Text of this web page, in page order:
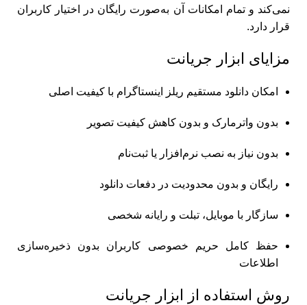
نمی‌کند و تمام امکانات آن به‌صورت رایگان در اختیار کاربران
قرار دارد.
مزایای ابزار جریانت
امکان دانلود مستقیم ریلز اینستاگرام با کیفیت اصلی
بدون واترمارک و بدون کاهش کیفیت تصویر
بدون نیاز به نصب نرم‌افزار یا ثبت‌نام
رایگان و بدون محدودیت در دفعات دانلود
سازگار با موبایل، تبلت و رایانه شخصی
حفظ کامل حریم خصوصی کاربران بدون ذخیره‌سازی
اطلاعات
روش استفاده از ابزار جریانت